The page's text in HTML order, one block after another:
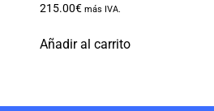
215.00€ más IVA.
Añadir al carrito